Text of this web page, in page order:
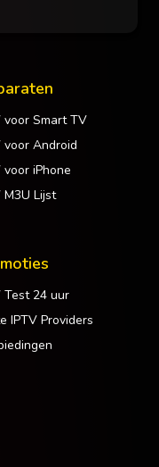
voor Smart TV
voor Android
voor iPhone
M3U Lijst
Test 24 uur
IPTV Providers